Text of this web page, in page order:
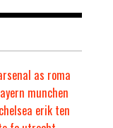
as roma
munchen
chelsea erik ten